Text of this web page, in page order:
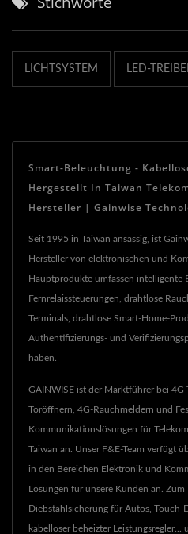
LICHTSYSTEM LED-
Smart-Beleuchtung -
Hergestellt In Taiwan
Hersteller | Gainwise
Seit 1995 in Taiwan ansässig, ist
Hersteller von elektronischen und
Hauptprodukte umfassen intelligente
Fernrelaissteuerungen, drahtlose
Terminals, drahtlose Smart-Home-
Authentifizierungs- und
haben.
GAINWISE ist der Marktführer bei
Toröffnern, 4G-Rauchmeldern und
Kommunikationslösungen für
Taiwan an. Unser F&E-Team verfügt
in den Bereichen Elektronik und
Lösungen für unsere Kunden an. Zum
Diebstahlsicherung für Autos, Touch-
kabelloser beheizter Leistungsregler...